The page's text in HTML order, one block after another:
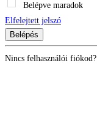
Belépve maradok
Elfelejtett jelszó
Belépés
Nincs felhasználói fiókod?